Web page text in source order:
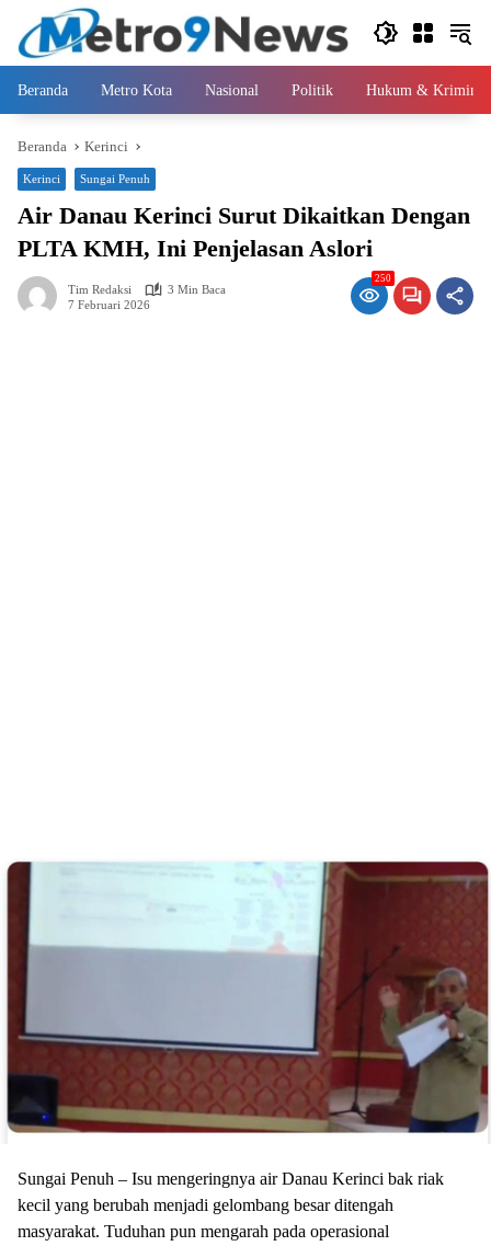
Langsung
konten
Beranda Metro Kota Nasional Politik Hukum & Kriminal
Beranda Kerinci
Kerinci Sungai Penuh
Air Danau Kerinci Surut Dikaitkan Dengan
PLTA KMH, Ini Penjelasan Aslori
Tim Redaksi
3 Min Baca
7 Februari 2026
250
Sungai Penuh – Isu mengeringnya air Danau Kerinci bak riak
kecil yang berubah menjadi gelombang besar ditengah
masyarakat. Tuduhan pun mengarah pada operasional